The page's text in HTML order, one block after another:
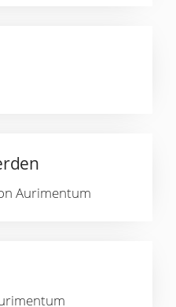
Aurimentum